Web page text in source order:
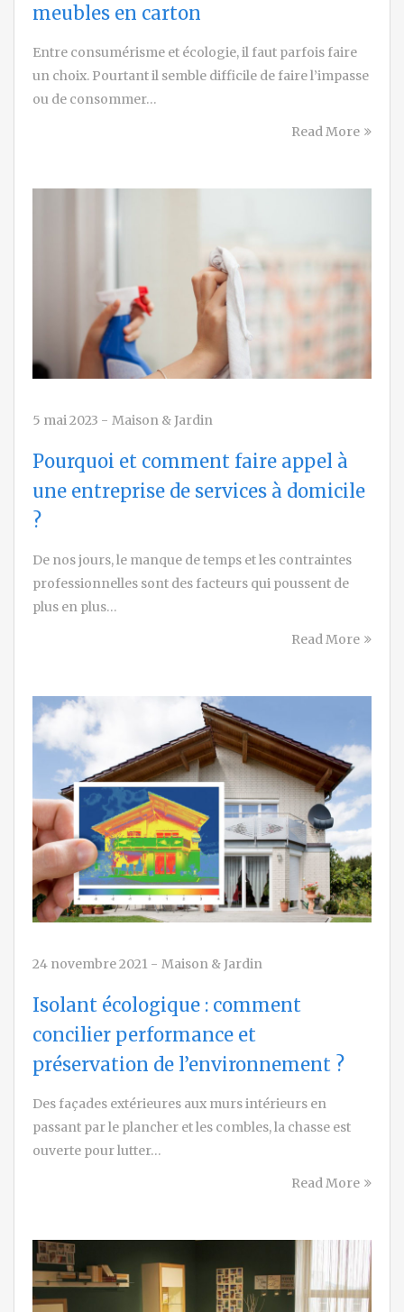
meubles en carton
Entre consumérisme et écologie, il faut parfois faire
un choix. Pourtant il semble difficile de faire l’impasse
ou de consommer…
Read More
5 mai 2023 - Maison & Jardin
Pourquoi et comment faire appel à
une entreprise de services à domicile
?
De nos jours, le manque de temps et les contraintes
professionnelles sont des facteurs qui poussent de
plus en plus…
Read More
24 novembre 2021 - Maison & Jardin
Isolant écologique : comment
concilier performance et
préservation de l’environnement ?
Des façades extérieures aux murs intérieurs en
passant par le plancher et les combles, la chasse est
ouverte pour lutter…
Read More